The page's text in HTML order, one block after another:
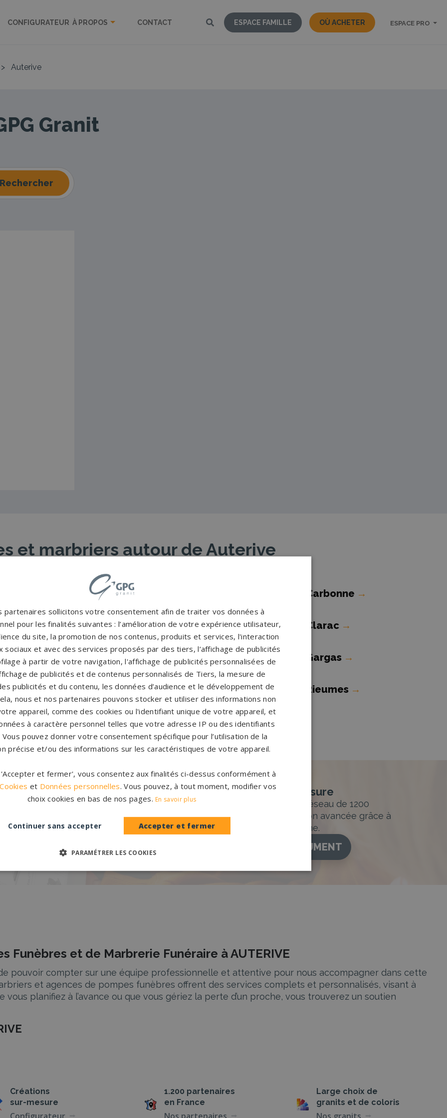
CONFIGURATEUR À PROPOS CONTACT ESPACE FAMILLE OÙ ACHETER ESPACE PRO
> Auterive
Granit
Rechercher
et marbriers autour de Auterive
Pompes funèbres Auzeville-
Tolosane→
Pompes funèbres Carbonne →
Pompes funèbres Caszères→ Pompes funèbres Clarac →
Pompes funèbres DONNEVILLE→ Pompes funèbres Gargas →
Pompes funèbres Léguevin→ Pompes funèbres Rieumes →
et originales
tombales en granit de
à personnaliser.
Accompagnement sur-mesure
Un accompagnement sur mesure et un réseau de 1200
partenaires partout en France. Personnalisation avancée grâce à
notre configurateur 3D en ligne.
PERSONNALISEZ VOTRE MONUMENT
Funèbres et de Marbrerie Funéraire à AUTERIVE
pouvoir compter sur une équipe professionnelle et attentive pour nous accompagner dans cette
et agences de pompes funèbres offrent des services complets et personnalisés, visant à
planifiez à l’avance ou que vous gériez la perte d’un proche, vous trouverez un soutien
complète de services funéraires pour répondre à tous vos besoins et desiderata.
funéraire, tout en assurant le respect des rites funéraires et des volontés du défunt.
Créations
sur-mesure
1.200 partenaires
en France
Large choix de
granits et de coloris
partenaires sollicitons votre consentement afin de traiter vos données à
pour les finalités suivantes : l’amélioration de votre expérience utilisateur,
du site, la promotion de nos contenus, produits et services, l'interaction
sociaux et avec des services proposés par des tiers, l’affichage de publicités
à partir de votre navigation, l'affichage de publicités personnalisées de
de publicités et de contenus personnalisés de Tiers, la mesure de
publicités et du contenu, les données d’audience et le développement de
nous et nos partenaires pouvons stocker et utiliser des informations non
appareil, comme des cookies ou l'identifiant unique de votre appareil, et
à caractère personnel telles que votre adresse IP ou des identifiants
pouvez donner votre consentement spécifique pour l’utilisation de la
précise et/ou des informations sur les caractéristiques de votre appareil.
'Accepter et fermer', vous consentez aux finalités ci-dessus conformément à
et Données personnelles. Vous pouvez, à tout moment, modifier vos
choix cookies en bas de nos pages. En savoir plus
Accepter et fermer
Continuer sans accepter
PARAMÉTRER LES COOKIES